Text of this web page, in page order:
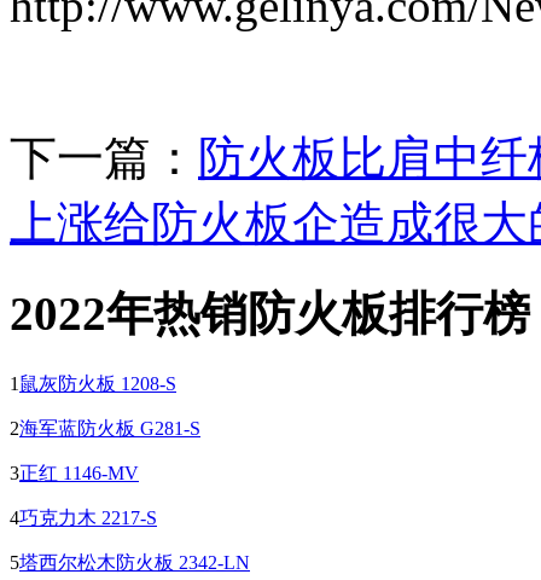
下一篇： 防火板比肩中
上涨给防火板企造成很
2022年热销防火板排行榜
1 鼠灰防火板 1208-S
2海军蓝防火板 G281-S
3正红 1146-MV
4巧克力木 2217-S
5塔西尔松木防火板 2342-LN